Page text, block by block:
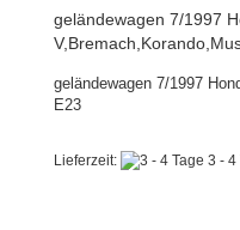
geländewagen 7/1997
geländewagen 7/1997
E23
Lieferzeit: 3 - 4